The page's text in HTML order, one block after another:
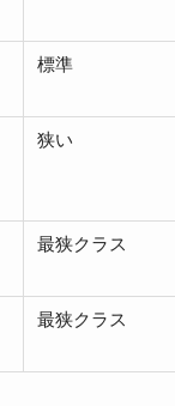
標準
狭い
最狭クラス
最狭クラス